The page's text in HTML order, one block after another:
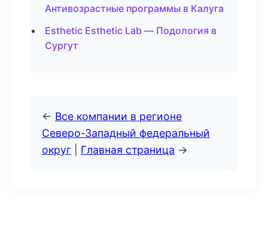
Антивозрастные программы в Калуга
Esthetic Esthetic Lab — Подология в
Сургут
← Все компании в регионе
Северо-Западный федеральный
округ
Главная страница →